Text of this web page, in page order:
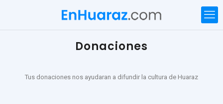
Donaciones
Tus donaciones nos ayudaran a difundir la cultura de Huaraz